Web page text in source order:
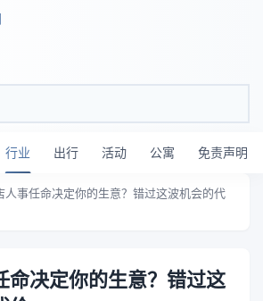
行业 出行 活动 公寓 免责声明
人事任命决定你的生意？错过这波机会的代
命决定你的生意？错过这